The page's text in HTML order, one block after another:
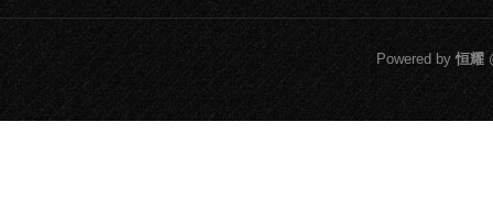
Powered by恒耀